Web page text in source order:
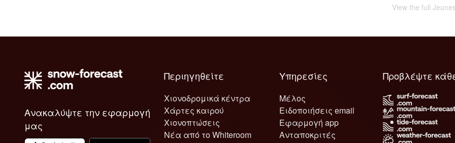
View the full
Ανακαλύψτε την εφαρμογή
μας
Περιηγηθείτε
Χιονοδρομικά κέντρα
Χάρτες καιρού
Χιονοπτώσεις
Νέα από το Whiteroom
Υπηρεσίες
Μέλος
Ειδοποιήσεις email
Εφαρμογή app
Ανταποκριτές
Προβλέψτε